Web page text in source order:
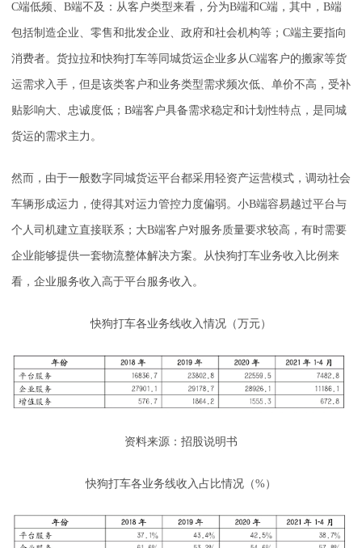
C端低频、B端不及：从客户类型来看，分为B端和C端，其中，B端
包括制造企业、零售和批发企业、政府和社会机构等；C端主要指向
消费者。货拉拉和快狗打车等同城货运企业多从C端客户的搬家等货
运需求入手，但是该类客户和业务类型需求频次低、单价不高，受补
贴影响大、忠诚度低；B端客户具备需求稳定和计划性特点，是同城
货运的需求主力。
然而，由于一般数字同城货运平台都采用轻资产运营模式，调动社会
车辆形成运力，使得其对运力管控力度偏弱。小B端容易越过平台与
个人司机建立直接联系；大B端客户对服务质量要求较高，有时需要
企业能够提供一套物流整体解决方案。从快狗打车业务收入比例来
看，企业服务收入高于平台服务收入。
快狗打车各业务线收入情况（万元）
资料来源：招股说明书
快狗打车各业务线收入占比情况（%）